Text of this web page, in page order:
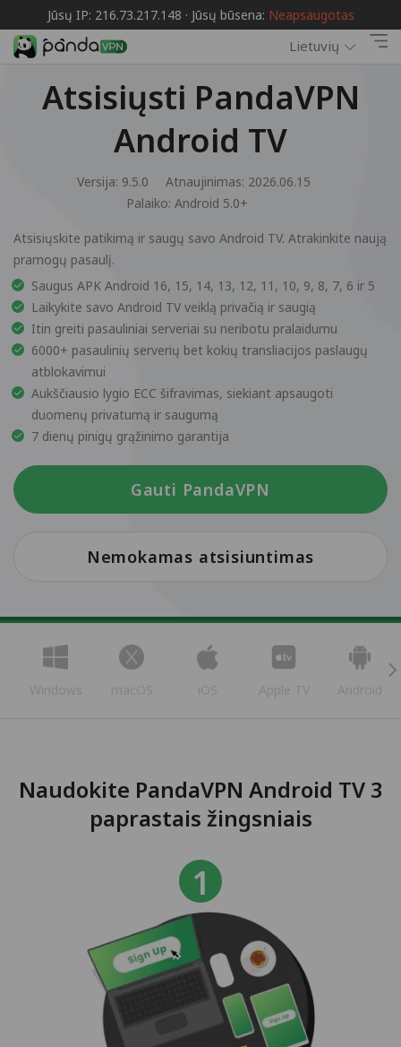
Jūsų IP: 216.73.217.148 · Jūsų būsena: Neapsaugotas
Lietuvių
Atsisiųsti PandaVPN
Android TV
Versija: 9.5.0
Atnaujinimas: 2026.06.15
Palaiko: Android 5.0+
Atsisiųskite patikimą ir saugų savo Android TV. Atrakinkite naują
pramogų pasaulį.
Saugus APK Android 16, 15, 14, 13, 12, 11, 10, 9, 8, 7, 6 ir 5
Laikykite savo Android TV veiklą privačią ir saugią
Itin greiti pasauliniai serveriai su neribotu pralaidumu
6000+ pasaulinių serverių bet kokių transliacijos paslaugų
atblokavimui
Aukščiausio lygio ECC šifravimas, siekiant apsaugoti
duomenų privatumą ir saugumą
7 dienų pinigų grąžinimo garantija
Gauti PandaVPN
Nemokamas atsisiuntimas
Windows macOS iOS Apple TV Android
Naudokite PandaVPN Android TV 3
paprastais žingsniais